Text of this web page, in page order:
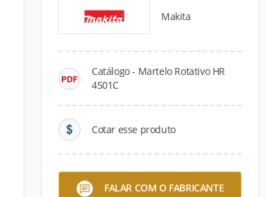
Makita
Catálogo - Martelo Rotativo HR
4501C
Cotar esse produto
FALAR COM O FABRICANTE